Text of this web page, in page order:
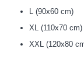
L (90х60 cm)
XL (110х70 cm)
XXL (120х80